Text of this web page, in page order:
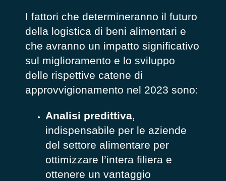
I fattori che determineranno il futuro
della logistica di beni alimentari e
che avranno un impatto significativo
sul miglioramento e lo sviluppo
delle rispettive catene di
approvvigionamento nel 2023 sono:
Analisi predittiva,
indispensabile per le aziende
del settore alimentare per
ottimizzare l’intera filiera e
ottenere un vantaggio